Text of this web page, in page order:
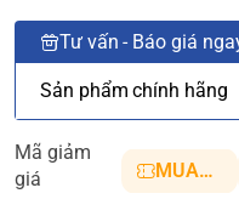
Tư vấn - Báo giá
Sản phẩm chính hãng
Mã giảm
giá
MUANHANH01